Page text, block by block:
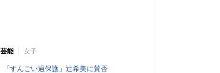
芸能 女子
「すんごい過保護」辻希美に賛否